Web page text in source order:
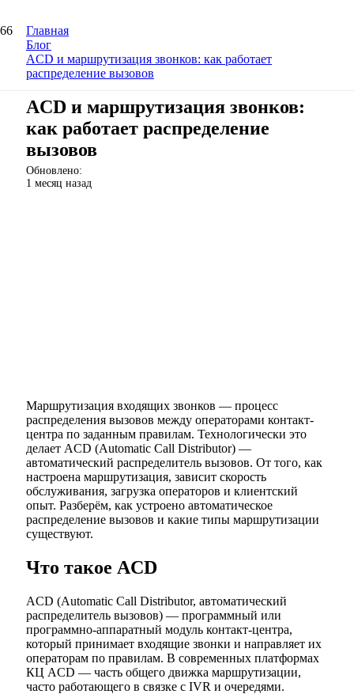
Главная
Блог
ACD и маршрутизация звонков: как работает
распределение вызовов
ACD и маршрутизация звонков:
как работает распределение
вызовов
Обновлено:
1 месяц назад
Маршрутизация входящих звонков — процесс
распределения вызовов между операторами контакт-
центра по заданным правилам. Технологически это
делает ACD (Automatic Call Distributor) —
автоматический распределитель вызовов. От того, как
настроена маршрутизация, зависит скорость
обслуживания, загрузка операторов и клиентский
опыт. Разберём, как устроено автоматическое
распределение вызовов и какие типы маршрутизации
существуют.
Что такое ACD
ACD (Automatic Call Distributor, автоматический
распределитель вызовов) — программный или
программно-аппаратный модуль контакт-центра,
который принимает входящие звонки и направляет их
операторам по правилам. В современных платформах
КЦ ACD — часть общего движка маршрутизации,
часто работающего в связке с IVR и очередями.